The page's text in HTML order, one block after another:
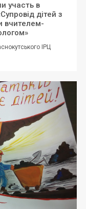
участь в
дітей з
вчителем-
ІРЦ